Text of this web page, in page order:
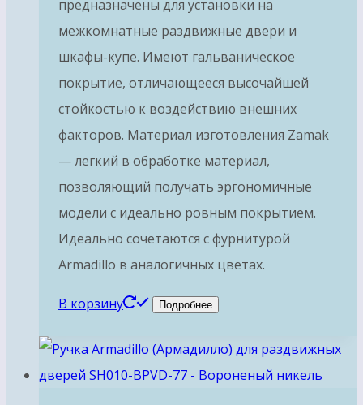
предназначены для установки на
межкомнатные раздвижные двери и
шкафы-купе. Имеют гальваническое
покрытие, отличающееся высочайшей
стойкостью к воздействию внешних
факторов. Материал изготовления Zamak
— легкий в обработке материал,
позволяющий получать эргономичные
модели с идеально ровным покрытием.
Идеально сочетаются с фурнитурой
Armadillo в аналогичных цветах.
В корзину Подробнее